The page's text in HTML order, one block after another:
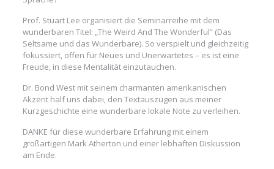
Prof. Stuart Lee organisiert die Seminarreihe mit dem
wunderbaren Titel: „The Weird And The Wonderful” (Das
Seltsame und das Wunderbare). So verspielt und gleichzeitig
fokussiert, offen für Neues und Unerwartetes – es ist eine
Freude, in diese Mentalität einzutauchen.
Dr. Bond West mit seinem charmanten amerikanischen
Akzent half uns dabei, den Textauszügen aus meiner
Kurzgeschichte eine wunderbare lokale Note zu verleihen.
DANKE für diese wunderbare Erfahrung mit einem
großartigen Mark Atherton und einer lebhaften Diskussion
am Ende.